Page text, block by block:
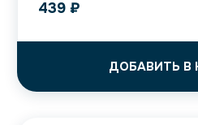
439 ₽
ДОБАВИТЬ В